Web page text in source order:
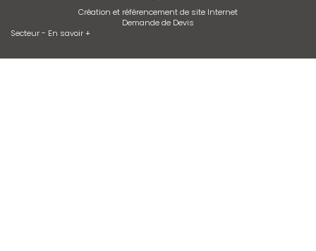
Création et référencement de site Internet
Demande de Devis
Secteur- En savoir +